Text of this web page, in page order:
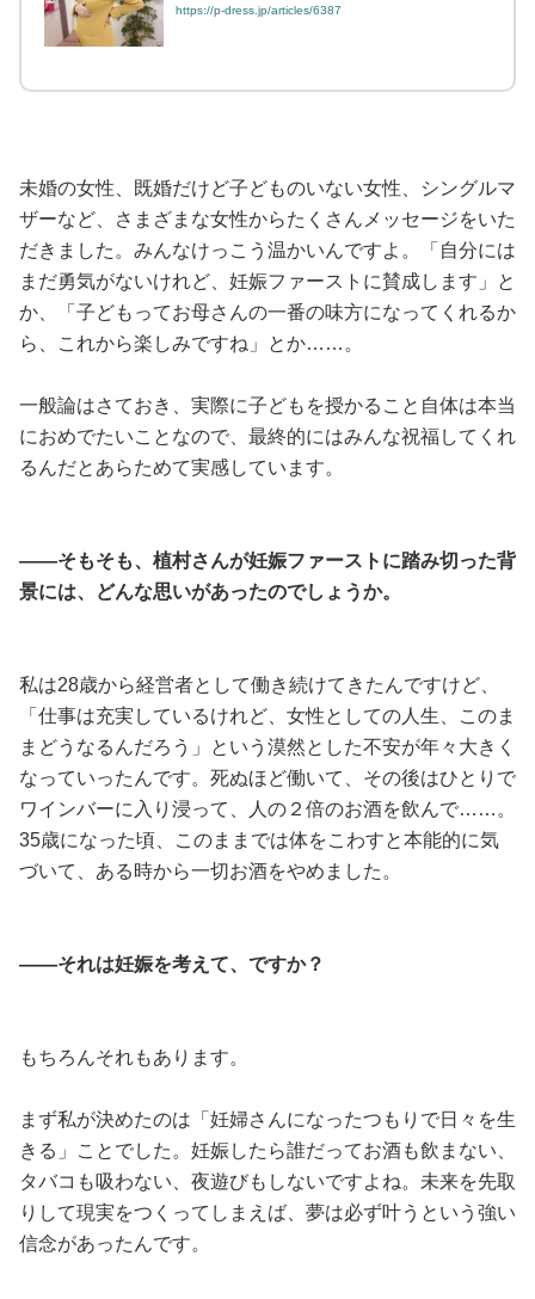
https://p-dress.jp/articles/6387
未婚の女性、既婚だけど子どものいない女性、シングルマ
ザーなど、さまざまな女性からたくさんメッセージをいた
だきました。みんなけっこう温かいんですよ。「自分には
まだ勇気がないけれど、妊娠ファーストに賛成します」と
か、「子どもってお母さんの一番の味方になってくれるか
ら、これから楽しみですね」とか……。
一般論はさておき、実際に子どもを授かること自体は本当
におめでたいことなので、最終的にはみんな祝福してくれ
るんだとあらためて実感しています。
——そもそも、植村さんが妊娠ファーストに踏み切った背
景には、どんな思いがあったのでしょうか。
私は28歳から経営者として働き続けてきたんですけど、
「仕事は充実しているけれど、女性としての人生、このま
まどうなるんだろう」という漠然とした不安が年々大きく
なっていったんです。死ぬほど働いて、その後はひとりで
ワインバーに入り浸って、人の２倍のお酒を飲んで……。
35歳になった頃、このままでは体をこわすと本能的に気
づいて、ある時から一切お酒をやめました。
——それは妊娠を考えて、ですか？
もちろんそれもあります。
まず私が決めたのは「妊婦さんになったつもりで日々を生
きる」ことでした。妊娠したら誰だってお酒も飲まない、
タバコも吸わない、夜遊びもしないですよね。未来を先取
りして現実をつくってしまえば、夢は必ず叶うという強い
信念があったんです。